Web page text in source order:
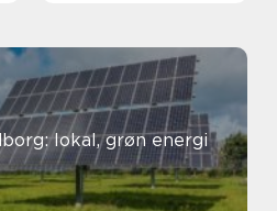
lokal, grøn energi